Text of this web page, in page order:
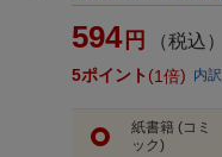
594 円 （税込）
5ポイント 1倍 内訳
紙書籍 (コミ
ック)